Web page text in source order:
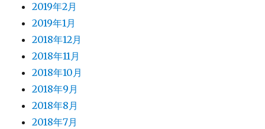
2019年2月
2019年1月
2018年12月
2018年11月
2018年10月
2018年9月
2018年8月
2018年7月